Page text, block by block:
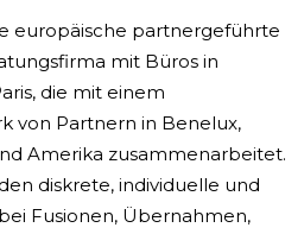
europäische partnergeführte
mit Büros in
die mit einem
von Partnern in Benelux,
Amerika zusammenarbeitet.
diskrete, individuelle und
Fusionen, Übernahmen,